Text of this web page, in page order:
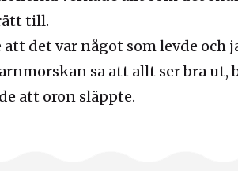
till.
att det var något som levde
sa att allt ser bra ut,
att oron släppte.